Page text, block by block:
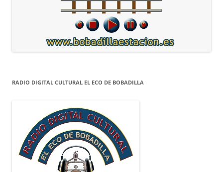
RADIO DIGITAL CULTURAL EL ECO DE BOBADILLA